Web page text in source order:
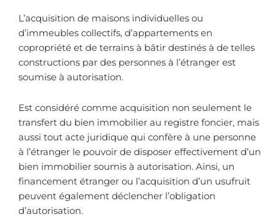
L’acquisition de maisons individuelles ou
d’immeubles collectifs, d’appartements en
copropriété et de terrains à bâtir destinés à de telles
constructions par des personnes à l’étranger est
soumise à autorisation.
Est considéré comme acquisition non seulement le
transfert du bien immobilier au registre foncier, mais
aussi tout acte juridique qui confère à une personne
à l’étranger le pouvoir de disposer effectivement d’un
bien immobilier soumis à autorisation. Ainsi, un
financement étranger ou l’acquisition d’un usufruit
peuvent également déclencher l’obligation
d’autorisation.